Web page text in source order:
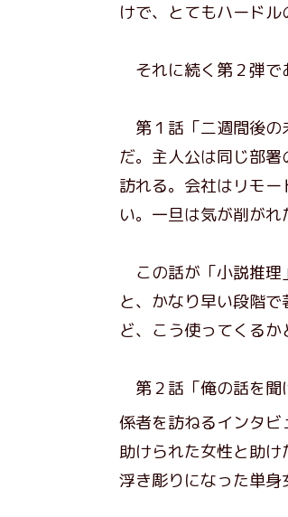
けで、とてもハードル
それに続く第２弾で
第１話「二週間後の
だ。主人公は同じ部
訪れる。会社はリモ
い。一旦は気が削が
この話が「小説推理
と、かなり早い段階
ど、こう使ってくるか
第２話「俺の話を聞
係者を訪ねるインタビ
助けられた女性と助
浮き彫りになった単身